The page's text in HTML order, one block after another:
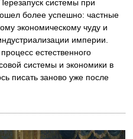
системы при
более успешно: частные
экономическому чуду и
империи.
естественного
системы и экономики в
писать заново уже после